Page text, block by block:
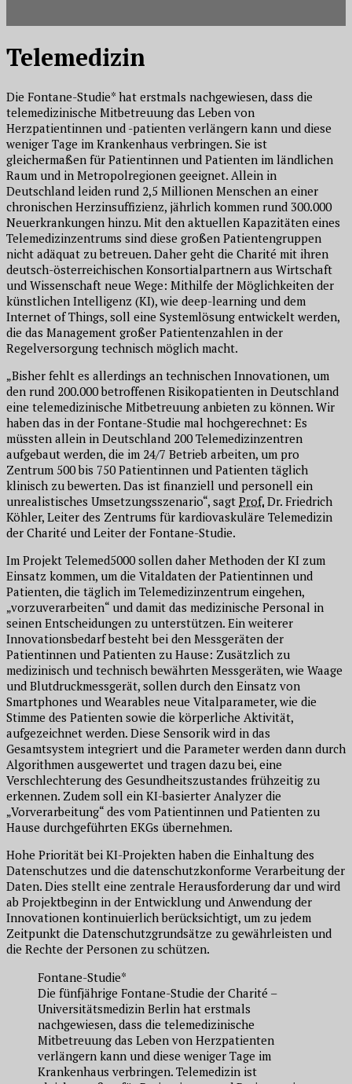
Telemedizin
Die Fontane-Studie* hat erstmals nachgewiesen, dass die
telemedizinische Mitbetreuung das Leben von
Herzpatientinnen und -patienten verlängern kann und diese
weniger Tage im Krankenhaus verbringen. Sie ist
gleichermaßen für Patientinnen und Patienten im ländlichen
Raum und in Metropolregionen geeignet. Allein in
Deutschland leiden rund 2,5 Millionen Menschen an einer
chronischen Herzinsuffizienz, jährlich kommen rund 300.000
Neuerkrankungen hinzu. Mit den aktuellen Kapazitäten eines
Telemedizinzentrums sind diese großen Patientengruppen
nicht adäquat zu betreuen. Daher geht die Charité mit ihren
deutsch-österreichischen Konsortialpartnern aus Wirtschaft
und Wissenschaft neue Wege: Mithilfe der Möglichkeiten der
künstlichen Intelligenz (KI), wie deep-learning und dem
Internet of Things, soll eine Systemlösung entwickelt werden,
die das Management großer Patientenzahlen in der
Regelversorgung technisch möglich macht.
„Bisher fehlt es allerdings an technischen Innovationen, um
den rund 200.000 betroffenen Risikopatienten in Deutschland
eine telemedizinische Mitbetreuung anbieten zu können. Wir
haben das in der Fontane-Studie mal hochgerechnet: Es
müssten allein in Deutschland 200 Telemedizinzentren
aufgebaut werden, die im 24/7 Betrieb arbeiten, um pro
Zentrum 500 bis 750 Patientinnen und Patienten täglich
klinisch zu bewerten. Das ist finanziell und personell ein
unrealistisches Umsetzungsszenario“, sagt Prof. Dr. Friedrich
Köhler, Leiter des Zentrums für kardiovaskuläre Telemedizin
der Charité und Leiter der Fontane-Studie.
Im Projekt Telemed5000 sollen daher Methoden der KI zum
Einsatz kommen, um die Vitaldaten der Patientinnen und
Patienten, die täglich im Telemedizinzentrum eingehen,
„vorzuverarbeiten“ und damit das medizinische Personal in
seinen Entscheidungen zu unterstützen. Ein weiterer
Innovationsbedarf besteht bei den Messgeräten der
Patientinnen und Patienten zu Hause: Zusätzlich zu
medizinisch und technisch bewährten Messgeräten, wie Waage
und Blutdruckmessgerät, sollen durch den Einsatz von
Smartphones und Wearables neue Vitalparameter, wie die
Stimme des Patienten sowie die körperliche Aktivität,
aufgezeichnet werden. Diese Sensorik wird in das
Gesamtsystem integriert und die Parameter werden dann durch
Algorithmen ausgewertet und tragen dazu bei, eine
Verschlechterung des Gesundheitszustandes frühzeitig zu
erkennen. Zudem soll ein KI-basierter Analyzer die
„Vorverarbeitung“ des vom Patientinnen und Patienten zu
Hause durchgeführten EKGs übernehmen.
Hohe Priorität bei KI-Projekten haben die Einhaltung des
Datenschutzes und die datenschutzkonforme Verarbeitung der
Daten. Dies stellt eine zentrale Herausforderung dar und wird
ab Projektbeginn in der Entwicklung und Anwendung der
Innovationen kontinuierlich berücksichtigt, um zu jedem
Zeitpunkt die Datenschutzgrundsätze zu gewährleisten und
die Rechte der Personen zu schützen.
Fontane-Studie*
Die fünfjährige Fontane-Studie der Charité –
Universitätsmedizin Berlin hat erstmals
nachgewiesen, dass die telemedizinische
Mitbetreuung das Leben von Herzpatienten
verlängern kann und diese weniger Tage im
Krankenhaus verbringen. Telemedizin ist